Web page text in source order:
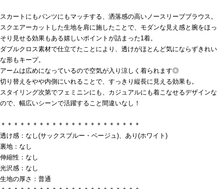
スカートにもパンツにもマッチする、洒落感の高いノースリーブブラウス。
スクエアーカットした生地を肩に施したことで、モダンな見え感と腕をほっ
そり見せる効果もある嬉しいポイントが詰まった1着。
ダブルクロス素材で仕立てたことにより、透けがほとんど気にならずきれい
な形もキープ。
アームは広めになっているので空気が入り涼しく着られます◎
切り替えをやや内側にいれることで、すっきり縦長に見える効果も。
スタイリング次第でフェミニンにも、カジュアルにも着こなせるデザインな
ので、幅広いシーンで活躍すること間違いなし！
＊＊＊＊＊＊＊＊＊＊＊＊＊＊＊＊＊＊＊＊＊＊
透け感：なし(サックスブルー・ベージュ)、あり(ホワイト)
裏地：なし
伸縮性：なし
光沢感：なし
生地の厚さ：普通